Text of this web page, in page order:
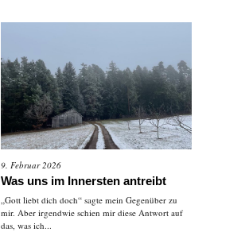
9. Februar 2026
Was uns im Innersten antreibt
„Gott liebt dich doch“ sagte mein Gegenüber zu
mir. Aber irgendwie schien mir diese Antwort auf
das, was ich...